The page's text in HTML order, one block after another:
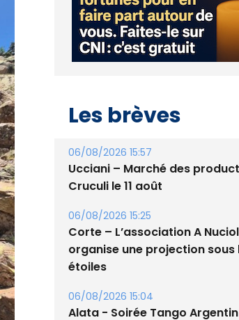
Les brèves
06/08/2026 15:57
Cruculi le 11 août
06/08/2026 15:25
Corte – L’association A Nuciola
étoiles